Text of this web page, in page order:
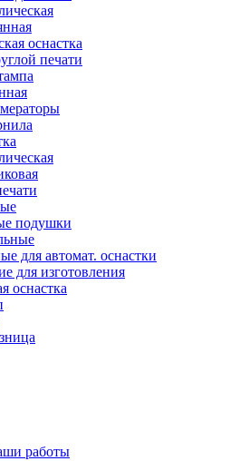
оснастка
печати
подушки
для автомат. оснастки
для изготовления
оснастка
работы